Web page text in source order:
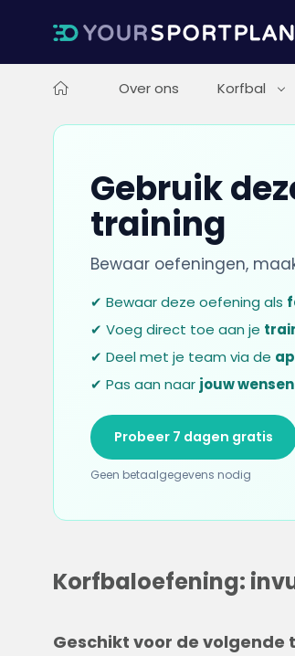
Over ons Korfbal
Gebruik
training
Bewaar oefeningen,
✔ Bewaar deze oefening als
✔ Voeg direct toe aan je
✔ Deel met je team via de
✔ Pas aan naar jouw wensen
Probeer 7 dagen gratis
Geen betaalgegevens nodig
Korfbaloefening:
Geschikt voor de volgende